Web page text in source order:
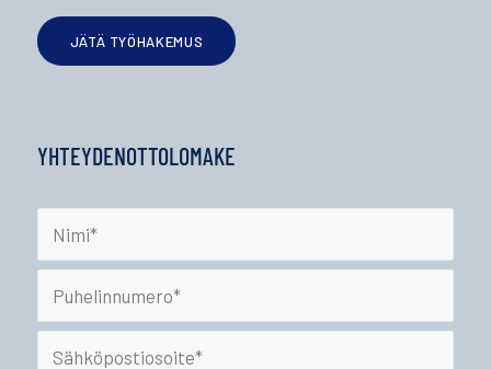
JÄTÄ TYÖHAKEMUS
YHTEYDENOTTOLOMAKE